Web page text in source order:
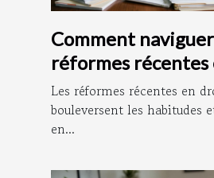
Comment
réformes
du travail ?
Les réformes récentes en
bouleversent les habitudes
en...